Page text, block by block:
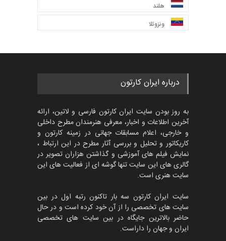
هلند
ونزوئلا
درباره ایران کارتون
به روز بودن سایت ایران کارتون فارسی و لاتین، ارائه
آخرین اطلاعات و اخبار، معرفی هنرمندان مطرح داخلی
و خارجی، اعلام مسابقات جهانی در زمینه کارتون و
کاریکاتور و تحلیل و بررسی آثار مطرح در این ارتباط ،
نمایش فیلم های آموزشی و گذاشتن هزاران تصویر در
گالری های این سایت تنها گوشه ای از فعالیت های این
سایت هنری است.
سایت ایران کارتون سه بار تاکنون رتبه اول در بین
سایت های تخصصی را از آن خود کرده است و در حال
حاضر بالاترین جایگاه در بین سایت های تخصصی
ایران و جهان را داراست.